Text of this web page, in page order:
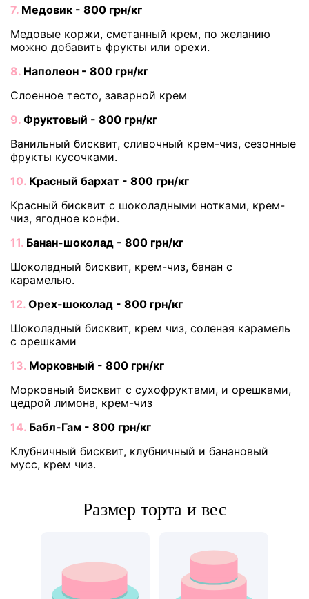
7. Медовик - 800 грн/кг
Медовые коржи, сметанный крем, по желанию
можно добавить фрукты или орехи.
8. Наполеон - 800 грн/кг
Слоенное тесто, заварной крем
9. Фруктовый - 800 грн/кг
Ванильный бисквит, сливочный крем-чиз, сезонные
фрукты кусочками.
10. Красный бархат - 800 грн/кг
Красный бисквит с шоколадными нотками, крем-
чиз, ягодное конфи.
11. Банан-шоколад - 800 грн/кг
Шоколадный бисквит, крем-чиз, банан с
карамелью.
12. Орех-шоколад - 800 грн/кг
Шоколадный бисквит, крем чиз, соленая карамель
с орешками
13. Морковный - 800 грн/кг
Морковный бисквит с сухофруктами, и орешками,
цедрой лимона, крем-чиз
14. Бабл-Гам - 800 грн/кг
Клубничный бисквит, клубничный и банановый
мусс, крем чиз.
Размер торта и вес